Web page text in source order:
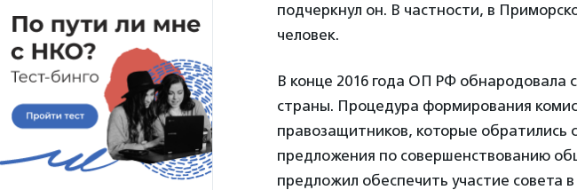
подчеркнул он. В частности, в
человек.
В конце 2016 года ОП РФ обнародовала
страны. Процедура формирования
правозащитников, которые обратились
предложения по совершенствованию
предложил обеспечить участие совета